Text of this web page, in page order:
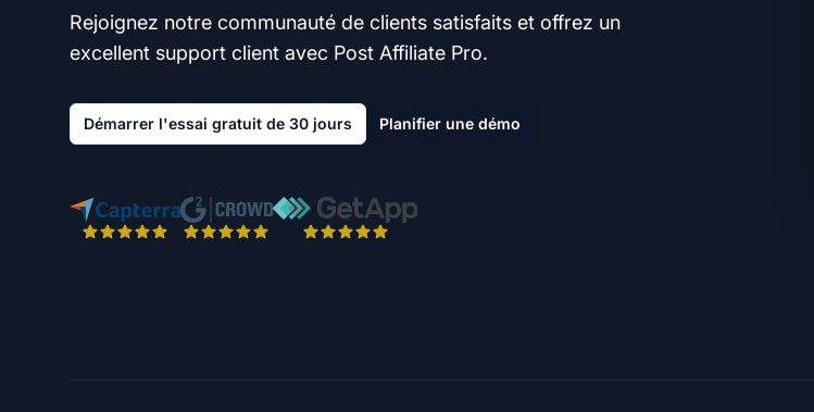
Rejoignez notre communauté de clients satisfaits et offrez un
excellent support client avec Post Affiliate Pro.
Démarrer l'essai gratuit de 30 jours Planifier une démo